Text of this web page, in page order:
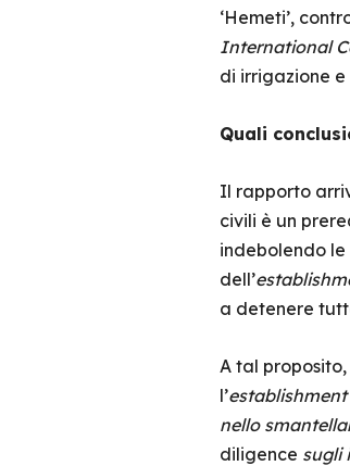
‘Hemeti’,
International
di irrigazione e
Quali
Il rapporto
civili è un
indebolendo
dell’
a detenere
A tal
l’establishment
nello
diligence sugli